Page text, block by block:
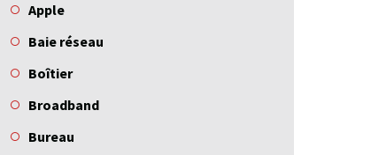
Apple
Baie réseau
Boîtier
Broadband
Bureau